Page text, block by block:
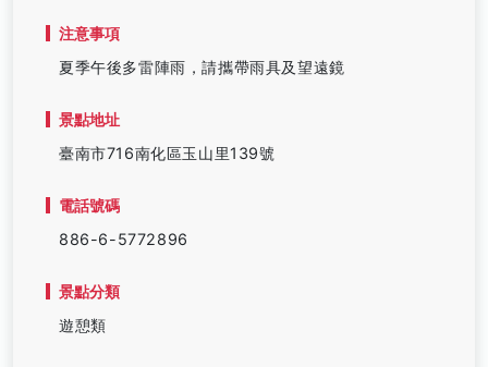
注意事項
夏季午後多雷陣雨，請攜帶雨具及望遠鏡
景點地址
臺南市716南化區玉山里139號
電話號碼
886-6-5772896
景點分類
遊憩類